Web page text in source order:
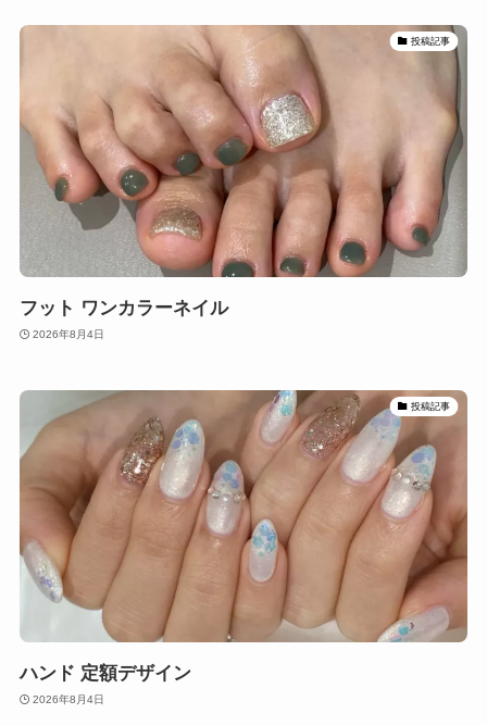
投稿記事
フット ワンカラーネイル
2026年8月4日
投稿記事
ハンド 定額デザイン
2026年8月4日